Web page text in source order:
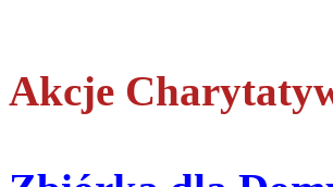
Akcje